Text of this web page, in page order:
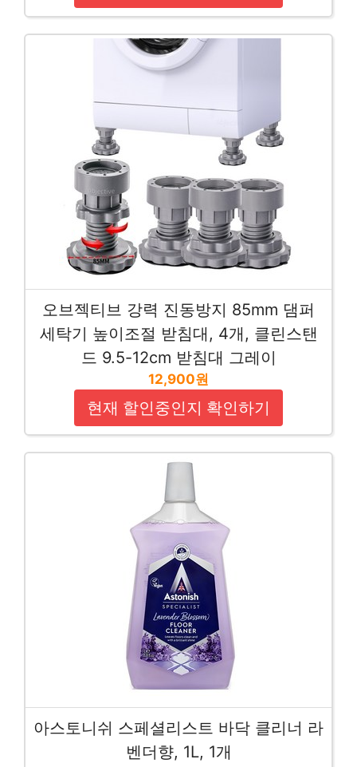
오브젝티브 강력 진동방지 85mm 댐퍼
세탁기 높이조절 받침대, 4개, 클린스탠
드 9.5-12cm 받침대 그레이
12,900원
현재 할인중인지 확인하기
아스토니쉬 스페셜리스트 바닥 클리너 라
벤더향, 1L, 1개